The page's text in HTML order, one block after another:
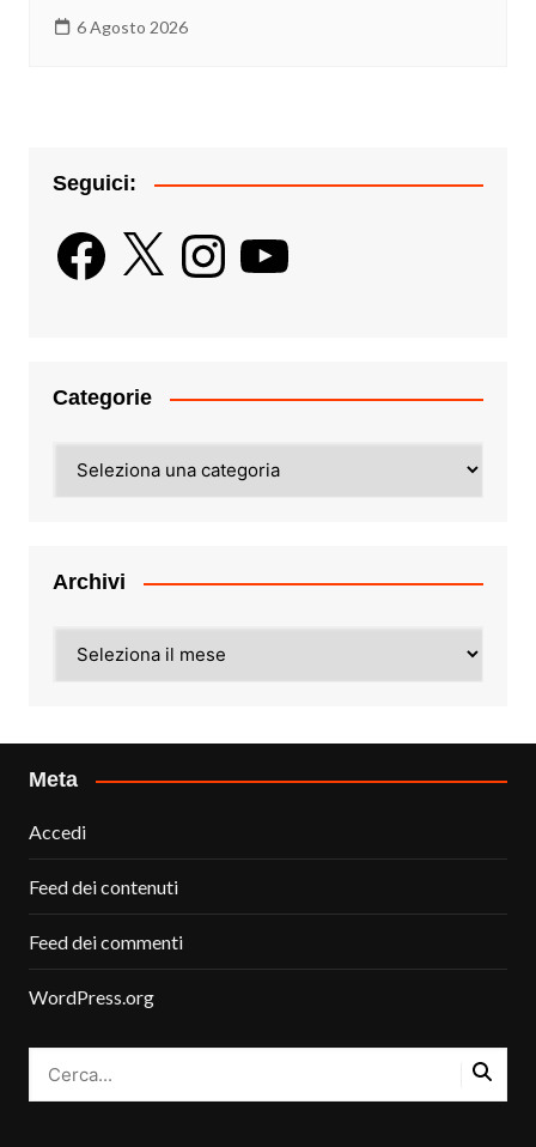
6 Agosto 2026
Seguici:
Facebook
X InstagramYouTube
Categorie
Archivi
Meta
Accedi
Feed dei contenuti
Feed dei commenti
WordPress.org